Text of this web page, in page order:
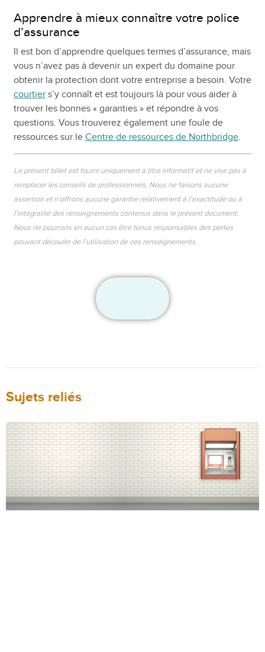
Apprendre à mieux connaître votre police
d’assurance
Il est bon d’apprendre quelques termes d’assurance, mais
vous n’avez pas à devenir un expert du domaine pour
obtenir la protection dont votre entreprise a besoin. Votre
courtiers’y connaît et est toujours là pour vous aider à
trouver les bonnes « garanties » et répondre à vos
questions. Vous trouverez également une foule de
ressources sur le Centre de ressources de Northbridge.
Le présent billet est fourni uniquement à titre informatif et ne vise pas à
remplacer les conseils de professionnels. Nous ne faisons aucune
assertion et n’offrons aucune garantie relativement à l’exactitude ou à
l’intégralité des renseignements contenus dans le présent document.
Nous ne pourrons en aucun cas être tenus responsables des pertes
pouvant découler de l’utilisation de ces renseignements.
Sujets reliés